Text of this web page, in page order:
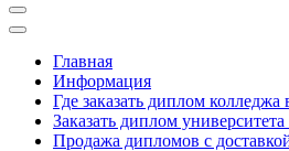
Главная
Информация
Где заказать диплом
Заказать диплом
Продажа дипломов с